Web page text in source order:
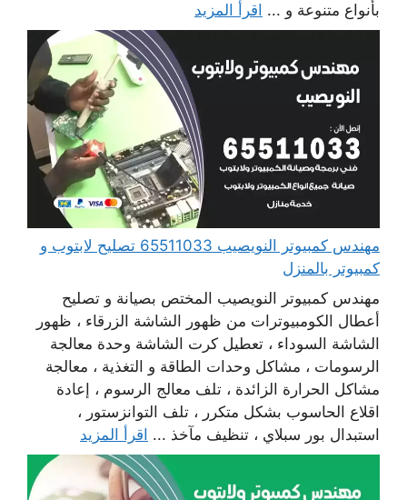
بأنواع متنوعة و ... اقرأ المزيد
مهندس كمبيوتر النويصيب 65511033 تصليح لابتوب و
كمبيوتر بالمنزل
مهندس كمبيوتر النويصيب المختص بصيانة و تصليح
أعطال الكومبيوترات من ظهور الشاشة الزرقاء ، ظهور
الشاشة السوداء ، تعطيل كرت الشاشة وحدة معالجة
الرسومات ، مشاكل وحدات الطاقة و التغذية ، معالجة
مشاكل الحرارة الزائدة ، تلف معالج الرسوم ، إعادة
اقلاع الحاسوب بشكل متكرر ، تلف التوانزستور ،
استبدال بور سبلاي ، تنظيف مآخذ ... اقرأ المزيد